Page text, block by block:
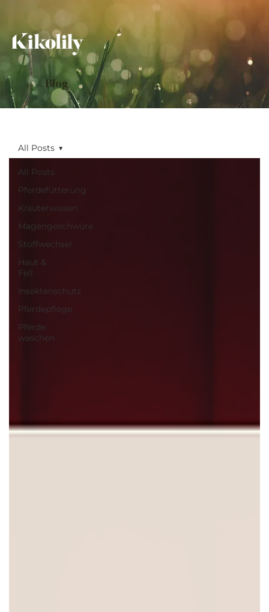
Blog
All Posts
Pferdefütterung
Kräuterwissen
Magengeschwüre
Stoffwechsel
Haut &
Fell
Insektenschutz
Pferdepflege
Pferde
waschen
All Posts